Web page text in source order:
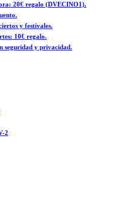
20€ regalo (DVECINO1).
y festivales.
10€ regalo.
seguridad y privacidad.
2